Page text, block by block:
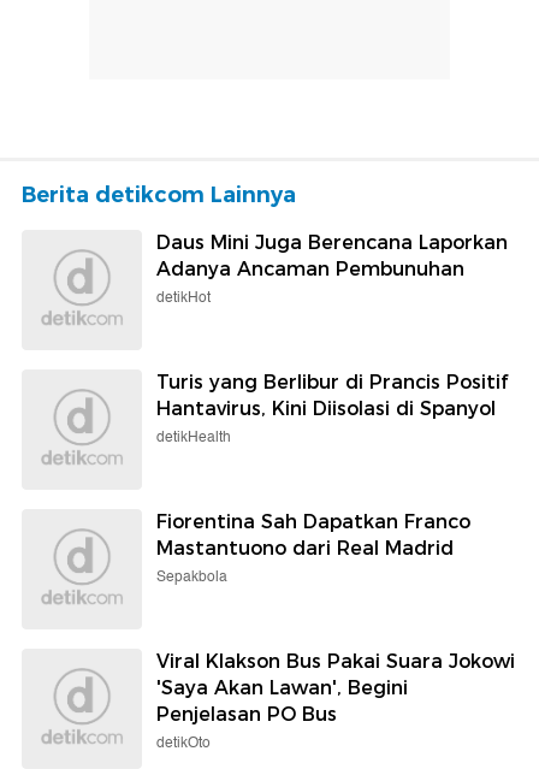
Berita detikcom Lainnya
Daus Mini Juga Berencana Laporkan
Adanya Ancaman Pembunuhan
detikHot
Turis yang Berlibur di Prancis Positif
Hantavirus, Kini Diisolasi di Spanyol
detikHealth
Fiorentina Sah Dapatkan Franco
Mastantuono dari Real Madrid
Sepakbola
Viral Klakson Bus Pakai Suara Jokowi
'Saya Akan Lawan', Begini
Penjelasan PO Bus
detikOto